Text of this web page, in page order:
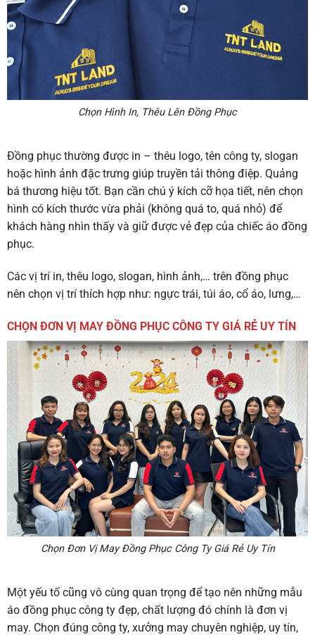
Chọn Hình In, Thêu Lên Đồng Phục
Đồng phục thường được in – thêu logo, tên công ty, slogan
hoặc hình ảnh đặc trưng giúp truyền tải thông điệp. Quảng
bá thương hiệu tốt. Bạn cần chú ý kích cỡ họa tiết, nên chọn
hình có kích thước vừa phải (không quá to, quá nhỏ) để
khách hàng nhìn thấy và giữ được vẻ đẹp của chiếc áo đồng
phục.
Các vị trí in, thêu logo, slogan, hình ảnh,… trên đồng phục
nên chọn vị trí thích hợp như: ngực trái, túi áo, cổ áo, lưng,…
CHỌN ĐƠN VỊ MAY ĐỒNG PHỤC CÔNG TY GIÁ RẺ UY TÍN
Chọn Đơn Vị May Đồng Phục Công Ty Giá Rẻ Uy Tín
Một yếu tố cũng vô cùng quan trọng để tạo nên những mẫu
áo đồng phục công ty đẹp, chất lượng đó chính là đơn vị
may. Chọn đúng công ty, xưởng may chuyên nghiệp, uy tín,